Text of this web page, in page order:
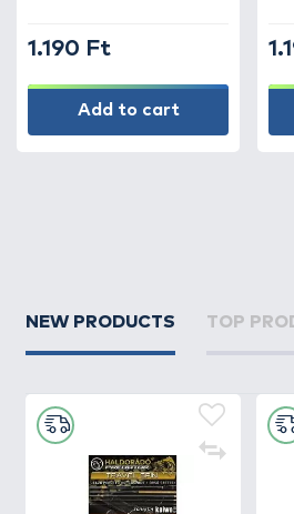
1.190 Ft
Add to cart
NEW PRODUCTS TOP